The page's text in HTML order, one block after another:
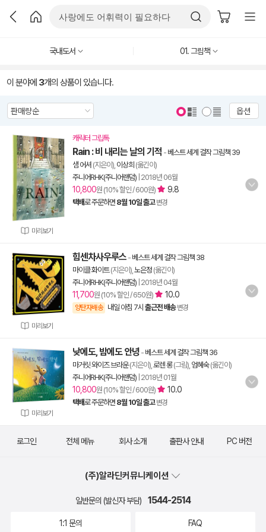
국내도서 01. 그림책
이 분야에 3개의 상품이 있습니다.
옵션
미리보기
캐릭터 그립톡
Rain : 비 내리는 날의 기적 - 베스트 세계 걸작 그림책 39
샘 어셔 (지은이), 이상희 (옮긴이)
주니어RHK(주니어랜덤) 2018년 06월
10,800원 (10% 할인 / 600원) 9.8
택배로 주문하면 8월 10일 출고 변경
미리보기
힘센차사우루스 - 베스트 세계 걸작 그림책 38
마이클 화이트(지은이), 노은정 (옮긴이)
주니어RHK(주니어랜덤) 2018년 04월
11,700원 (10% 할인 / 650원) 10.0
양탄자배송 내일 아침 7시 출근전 배송 변경
미리보기
낮에도, 밤에도 안녕 - 베스트 세계 걸작 그림책 36
마거릿 와이즈 브라운(지은이), 로렌 롱(그림), 엄혜숙(옮긴이)
주니어RHK(주니어랜덤) 2018년 01월
10,800원 (10% 할인 / 600원) 10.0
택배로 주문하면 8월 10일 출고 변경
로그인 전체 메뉴 회사 소개 출판사 안내 PC 버전
(주)알라딘커뮤니케이션
일반문의 (발신자 부담) 1544-2514
1:1 문의 FAQ